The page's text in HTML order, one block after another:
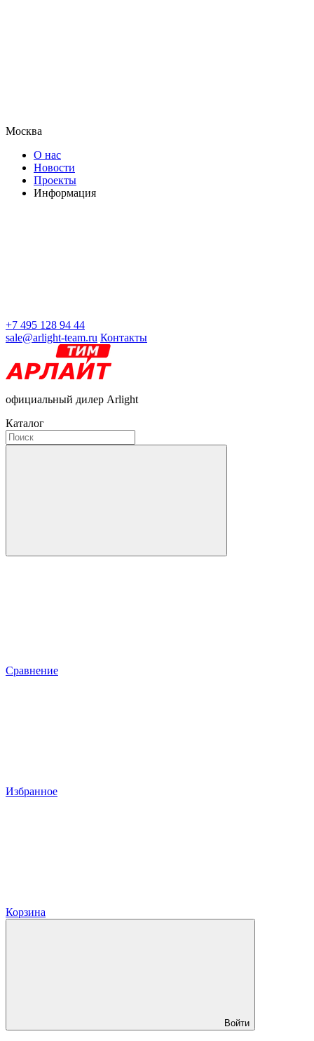
Москва
О нас
Новости
Проекты
Информация
+7 495 128 94 44
sale@arlight-team.ru Контакты
официальный дилер Arlight
Каталог
Сравнение
Избранное
Корзина
Войти